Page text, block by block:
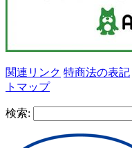
関連リンク 特商法の表記
トマップ
検索: